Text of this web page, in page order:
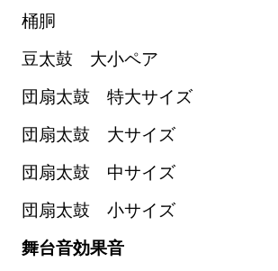
桶胴
豆太鼓 大小ペア
団扇太鼓 特大サイズ
団扇太鼓 大サイズ
団扇太鼓 中サイズ
団扇太鼓 小サイズ
舞台音効果音